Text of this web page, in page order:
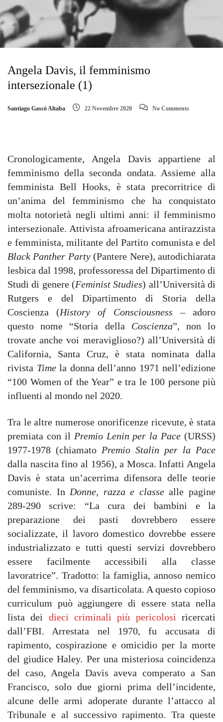
Angela Davis, il femminismo
intersezionale (1)
Santiago Gascó Altaba 22 Novembre 2020 No Comments
Cronologicamente, Angela Davis appartiene al
femminismo della seconda ondata. Assieme alla
femminista Bell Hooks, è stata precorritrice di
un’anima del femminismo che ha conquistato
molta notorietà negli ultimi anni: il femminismo
intersezionale. Attivista afroamericana antirazzista
e femminista, militante del Partito comunista e del
Black Panther Party (Pantere Nere), autodichiarata
lesbica dal 1998, professoressa del Dipartimento di
Studi di genere (Feminist Studies) all’Università di
Rutgers e del Dipartimento di Storia della
Coscienza (History of Consciousness – adoro
questo nome “Storia della Coscienza”, non lo
trovate anche voi meraviglioso?) all’Università di
California, Santa Cruz, è stata nominata dalla
rivista Timela donna dell’anno 1971 nell’edizione
“100 Women of the Year” e tra le 100 persone più
influenti al mondo nel 2020.
Tra le altre numerose onorificenze ricevute, è stata
premiata con il Premio Lenin per la Pace (URSS)
1977-1978 (chiamato Premio Stalin per la Pace
dalla nascita fino al 1956), a Mosca. Infatti Angela
Davis è stata un’acerrima difensora delle teorie
comuniste. In Donne, razza e classealle pagine
289-290 scrive: “La cura dei bambini e la
preparazione dei pasti dovrebbero essere
socializzate, il lavoro domestico dovrebbe essere
industrializzato e tutti questi servizi dovrebbero
essere facilmente accessibili alla classe
lavoratrice”. Tradotto: la famiglia, annoso nemico
del femminismo, va disarticolata. A questo copioso
curriculum può aggiungere di essere stata nella
lista dei dieci criminali più pericolosi ricercati
dall’FBI. Arrestata nel 1970, fu accusata di
rapimento, cospirazione e omicidio per la morte
del giudice Haley. Per una misteriosa coincidenza
del caso, Angela Davis aveva comperato a San
Francisco, solo due giorni prima dell’incidente,
alcune delle armi adoperate durante l’attacco al
Tribunale e al successivo rapimento. Tra queste